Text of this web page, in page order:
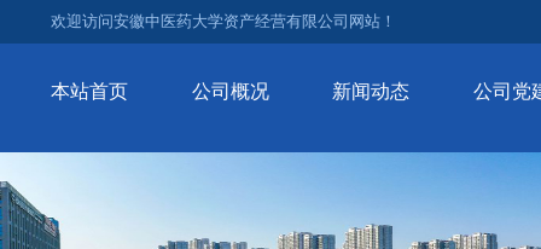
欢迎访问安徽中医药大学资产经营有限公司网站！
本站首页 公司概况 新闻动态 公司党